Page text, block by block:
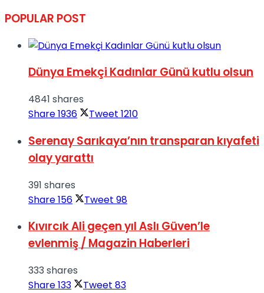
POPULAR POST
Dünya Emekçi Kadınlar Günü kutlu olsun
4841 shares
Share1936 Tweet 1210
Serenay Sarıkaya’nın transparan kıyafeti
olay yarattı
391 shares
Share156 Tweet 98
Kıvırcık Ali geçen yıl Aslı Güven’le
evlenmiş / Magazin Haberleri
333 shares
Share133 Tweet 83